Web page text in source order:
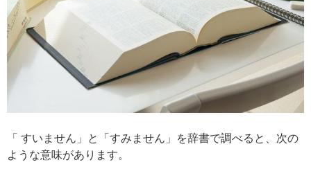
「 すいません」と「すみません」を辞書で調べると、次の
ような意味があります。